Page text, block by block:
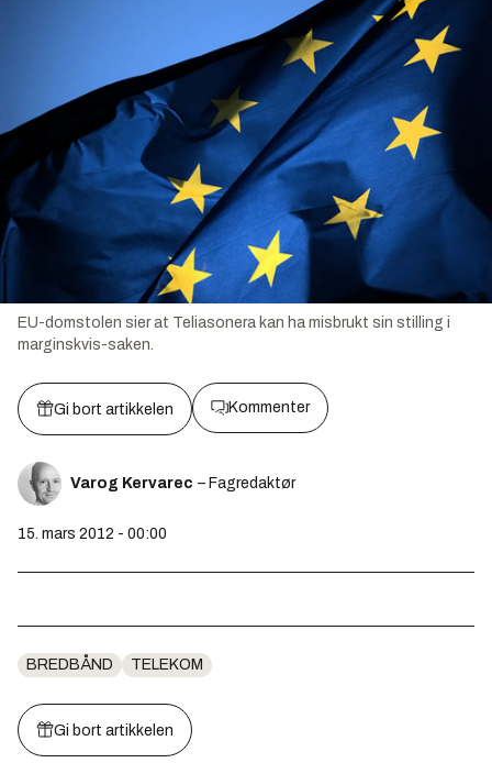
EU-domstolen sier at Teliasonera kan ha misbrukt sin stilling i
marginskvis-saken.
Gi bort artikkelen Kommenter
Varog Kervarec – Fagredaktør
15. mars 2012 - 00:00
BREDBÅND TELEKOM
Gi bort artikkelen